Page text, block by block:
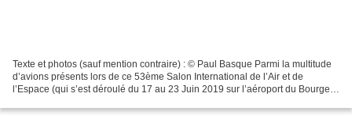
Texte et photos (sauf mention contraire) : © Paul Basque Parmi la multitude
d’avions présents lors de ce 53ème Salon International de l’Air et de
l’Espace (qui s’est déroulé du 17 au 23 Juin 2019 sur l’aéroport du Bourget),